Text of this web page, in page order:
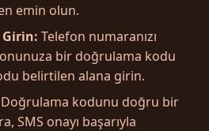
emin olun.
Telefon numaranızı
bir doğrulama kodu
belirtilen alana girin.
Doğrulama kodunu doğru bir
SMS onayı başarıyla